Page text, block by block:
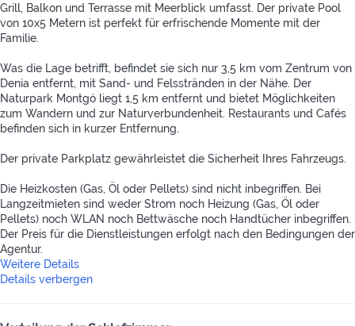
Grill, Balkon und Terrasse mit Meerblick umfasst. Der private Pool
von 10x5 Metern ist perfekt für erfrischende Momente mit der
Familie.
Was die Lage betrifft, befindet sie sich nur 3,5 km vom Zentrum von
Denia entfernt, mit Sand- und Felsstränden in der Nähe. Der
Naturpark Montgó liegt 1,5 km entfernt und bietet Möglichkeiten
zum Wandern und zur Naturverbundenheit. Restaurants und Cafés
befinden sich in kurzer Entfernung.
Der private Parkplatz gewährleistet die Sicherheit Ihres Fahrzeugs.
Die Heizkosten (Gas, Öl oder Pellets) sind nicht inbegriffen. Bei
Langzeitmieten sind weder Strom noch Heizung (Gas, Öl oder
Pellets) noch WLAN noch Bettwäsche noch Handtücher inbegriffen.
Der Preis für die Dienstleistungen erfolgt nach den Bedingungen der
Agentur.
Weitere Details
Details verbergen